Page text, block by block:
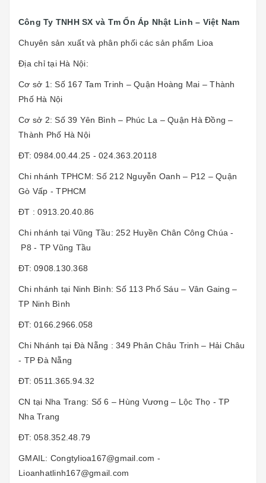
Công Ty TNHH SX và Tm Ổn Áp Nhật Linh – Việt Nam
Chuyên sản xuất và phân phối các sản phẩm Lioa
Địa chỉ tại Hà Nội:
Cơ sở 1: Số 167 Tam Trinh – Quận Hoàng Mai – Thành
Phố Hà Nội
Cơ sở 2: Số 39 Yên Bình – Phúc La – Quận Hà Đồng –
Thành Phố Hà Nội
ĐT: 0984.00.44.25 - 024.363.20118
Chi nhánh TPHCM: Số 212 Nguyễn Oanh – P12 – Quận
Gò Vấp - TPHCM
ĐT : 0913.20.40.86
Chi nhánh tại Vũng Tầu: 252 Huyền Chân Công Chúa -
P8 - TP Vũng Tầu
ĐT: 0908.130.368
Chi nhánh tại Ninh Bình: Số 113 Phố Sáu – Vân Gaing –
TP Ninh Bình
ĐT: 0166.2966.058
Chi Nhánh tại Đà Nẵng : 349 Phân Châu Trinh – Hải Châu
- TP Đà Nẵng
ĐT: 0511.365.94.32
CN tại Nha Trang: Số 6 – Hùng Vương – Lộc Thọ - TP
Nha Trang
ĐT: 058.352.48.79
GMAIL: Congtylioa167@gmail.com -
Lioanhatlinh167@gmail.com